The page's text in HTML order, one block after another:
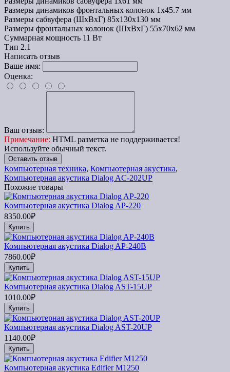
Размеры динамиков фронтальных колонок 1x45.7 мм
Размеры сабвуфера (ШxВxГ) 85x130x130 мм
Размеры фронтальных колонок (ШxВxГ) 55x70x62 мм
Суммарная мощность 11 Вт
Тип 2.1
Написать отзыв
Ваше имя:
Оценка:
Ваш отзыв:
Примечание: HTML разметка не поддерживается!
Используйте обычный текст.
Оставить отзыв
Компьютерная техника, Компьютерная акустика,
Компьютерная акустика Dialog AC-202UP
Похожие товары
Компьютерная акустика Dialog AP-220
8350.00₽
Купить
Компьютерная акустика Dialog AP-240B
7860.00₽
Купить
Компьютерная акустика Dialog AST-15UP
1010.00₽
Купить
Компьютерная акустика Dialog AST-20UP
1140.00₽
Купить
Компьютерная акустика Edifier M1250